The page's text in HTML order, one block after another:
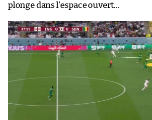
plonge dans l’espace ouvert…